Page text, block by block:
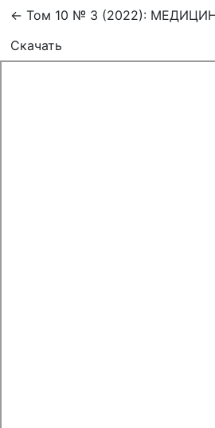
← Вернуться к Подробностям о
Том 10 № 3 (2022):
Скачать